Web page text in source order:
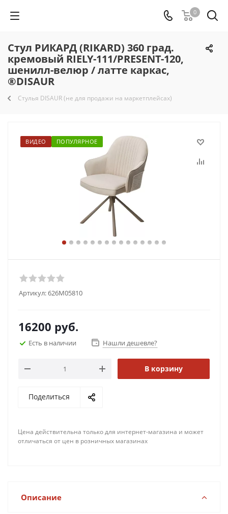
0
Стул РИКАРД (RIKARD) 360 град.
кремовый RIELY-111/PRESENT-120,
шенилл-велюр / латте каркас,
®DISAUR
Стулья DISAUR (не для продажи на маркетплейсах)
ВИДЕО ПОПУЛЯРНОЕ
Артикул:626M05810
16200 руб.
Есть в наличии Нашли дешевле?
В корзину
Поделиться
Цена действительна только для интернет-магазина и может
отличаться от цен в розничных магазинах
Описание